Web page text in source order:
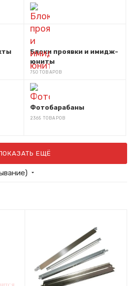
Блоки проявки и имидж-
юниты
750 ТОВАРОВ
Фотобарабаны
2365 ТОВАРОВ
ЕЩЁ